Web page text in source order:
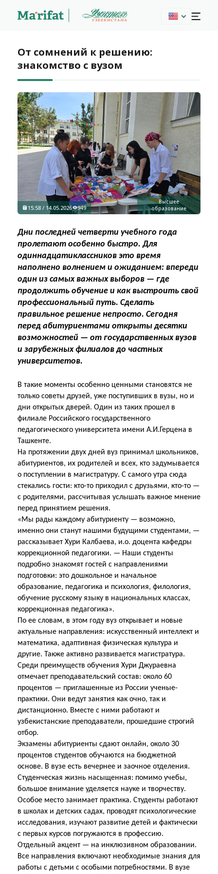
От сомнений к решению:
знакомство с вузом
Высшее
образование
15:58 / 14.05.2026 949
Дни последней четверти учебного года
пролетают особенно быстро. Для
одиннадцатиклассников это время
наполнено волнением и ожиданием: впереди
один из самых важных выборов — где
продолжить обучение и как выстроить свой
профессиональный путь. Сделать
правильное решение непросто. Сегодня
перед абитуриентами открыты десятки
возможностей — от государственных вузов
и зарубежных филиалов до частных
университетов.
В такие моменты особенно ценными становятся не
только советы друзей, уже поступивших в вузы, но и
дни открытых дверей. Один из таких прошел в
филиале Российского государственного
педагогического университета имени А.И.Герцена в
Ташкенте.
На протяжении двух дней вуз принимал школьников,
абитуриентов, их родителей и всех, кто задумывается
о поступлении в магистратуру. С самого утра сюда
стекались гости: кто-то приходил с друзьями, кто-то —
с родителями, рассчитывая услышать важное мнение
перед принятием решения.
«Мы рады каждому абитуриенту — возможно,
именно они станут нашими будущими студентами, —
рассказывает Хури Калбаева, и.о. доцента кафедры
коррекционной педагогики. — Наши студенты
подробно знакомят гостей с направлениями
подготовки: это дошкольное и начальное
образование, педагогика и психология, филология,
обучение русскому языку в национальных классах,
коррекционная педагогика».
По ее словам, в этом году вуз открывает и новые
актуальные направления: искусственный интеллект и
математика, адаптивная физическая культура и
другие. Также активно развивается магистратура.
Среди преимуществ обучения Хури Джураевна
отмечает преподавательский состав: около 60
процентов — приглашенные из России ученые-
практики. Они ведут занятия как очно, так и
дистанционно. Вместе с ними работают и
узбекистанские преподаватели, прошедшие строгий
отбор.
Экзамены абитуриенты сдают онлайн, около 30
процентов студентов обучаются на бюджетной
основе. В вузе есть вечернее и заочное отделения.
Студенческая жизнь насыщенная: помимо учебы,
большое внимание уделяется науке и творчеству.
Особое место занимает практика. Студенты работают
в школах и детских садах, проводят психологические
исследования, изучают развитие детей и фактически
с первых курсов погружаются в профессию.
Отдельный акцент — на инклюзивном образовании.
Все направления включают необходимые знания для
работы с детьми с особыми потребностями. В вузе